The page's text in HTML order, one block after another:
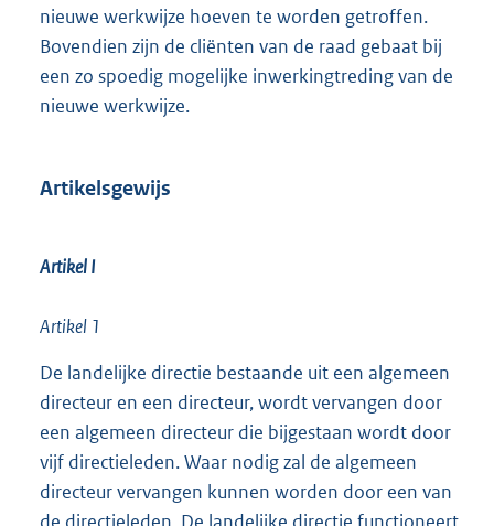
nieuwe werkwijze hoeven te worden getroffen.
Bovendien zijn de cliënten van de raad gebaat bij
een zo spoedig mogelijke inwerkingtreding van de
nieuwe werkwijze.
Artikelsgewijs
Artikel I
Artikel 1
De landelijke directie bestaande uit een algemeen
directeur en een directeur, wordt vervangen door
een algemeen directeur die bijgestaan wordt door
vijf directieleden. Waar nodig zal de algemeen
directeur vervangen kunnen worden door een van